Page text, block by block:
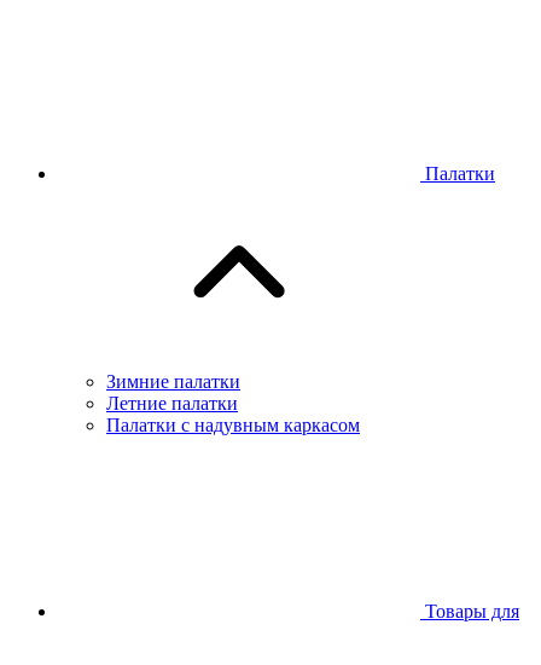
Палатки
Зимние палатки
Летние палатки
Палатки с надувным каркасом
Товары для